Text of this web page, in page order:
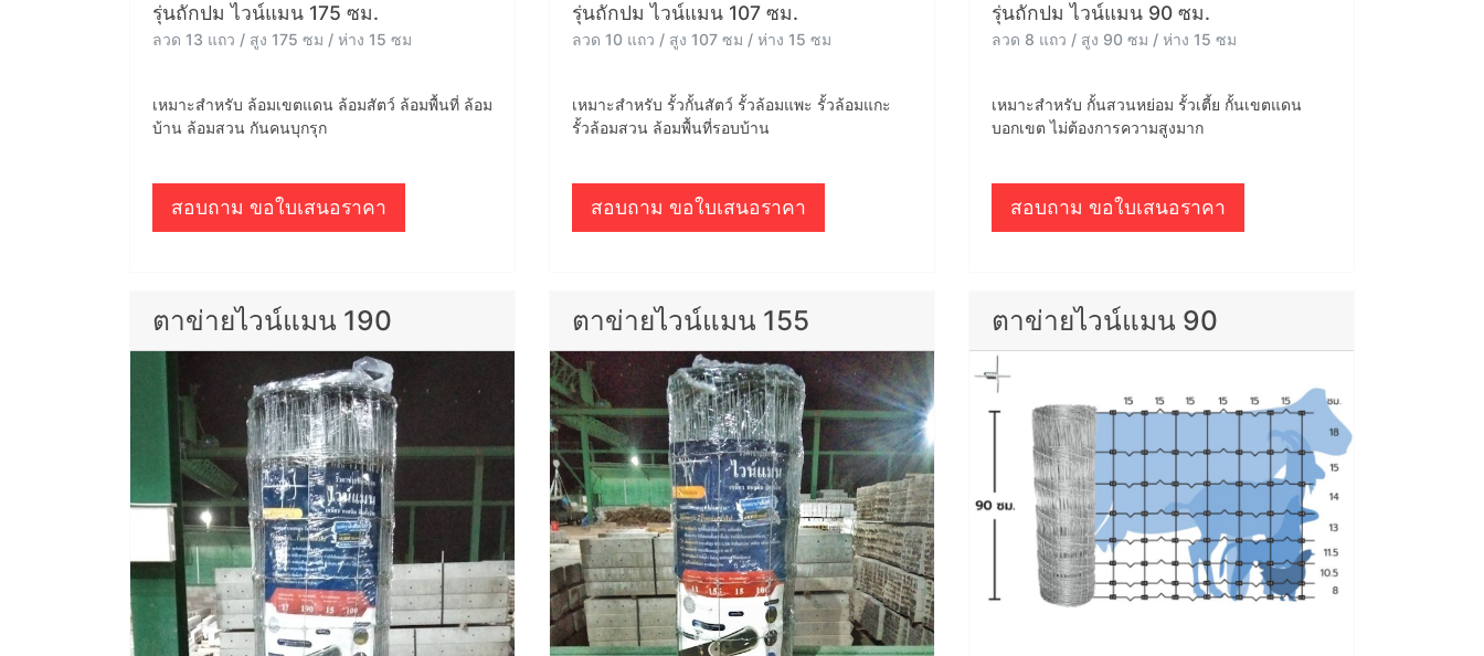
รุ่นถักปม ไวน์แมน 175 ซม.
ลวด 13 แถว / สูง 175 ซม / ห่าง 15 ซม
เหมาะสำหรับ ล้อมเขตแดน ล้อมสัตว์ ล้อมพื้นที่ ล้อม
บ้าน ล้อมสวน กันคนบุกรุก
สอบถาม ขอใบเสนอราคา
รุ่นถักปม ไวน์แมน 107 ซม.
ลวด 10 แถว / สูง 107 ซม / ห่าง 15 ซม
เหมาะสำหรับ รั้วกั้นสัตว์ รั้วล้อมแพะ รั้วล้อมแกะ
รั้วล้อมสวน ล้อมพื้นที่รอบบ้าน
สอบถาม ขอใบเสนอราคา
รุ่นถักปม ไวน์แมน 90 ซม.
ลวด 8 แถว / สูง 90 ซม / ห่าง 15 ซม
เหมาะสำหรับ กั้นสวนหย่อม รั้วเตี้ย กั้นเขตแดน
บอกเขต ไม่ต้องการความสูงมาก
สอบถาม ขอใบเสนอราคา
ตาข่ายไวน์แมน 190 ตาข่ายไวน์แมน 155 ตาข่ายไวน์แมน 90